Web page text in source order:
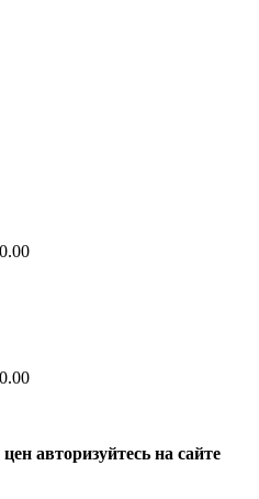
0.00
0.00
авторизуйтесь на сайте